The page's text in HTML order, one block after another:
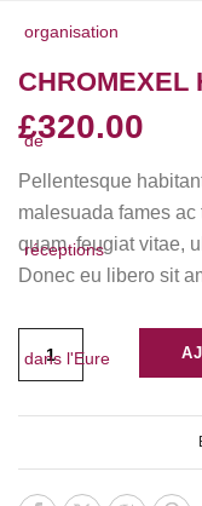
CHROMEXEL
£320.00
Pellentesque
malesuada fames
quam, feugiat vitae,
Donec eu libero sit